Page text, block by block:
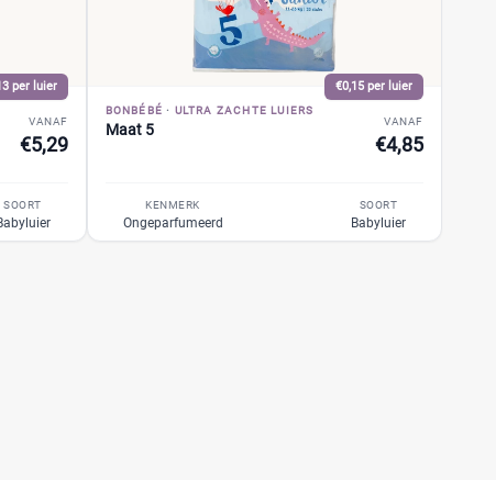
per luier
VANAF
€5,29
SOORT
€0,15 per luier
BONBÉBÉ · ULTRA ZACHTE LUIERS
Maat 5 VANAF
€4,85
KENMERK
Ongeparfumeerd
SOORT
Babyluier